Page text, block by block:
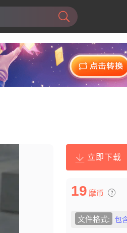
立即下载
19 摩币
文件格式: 包